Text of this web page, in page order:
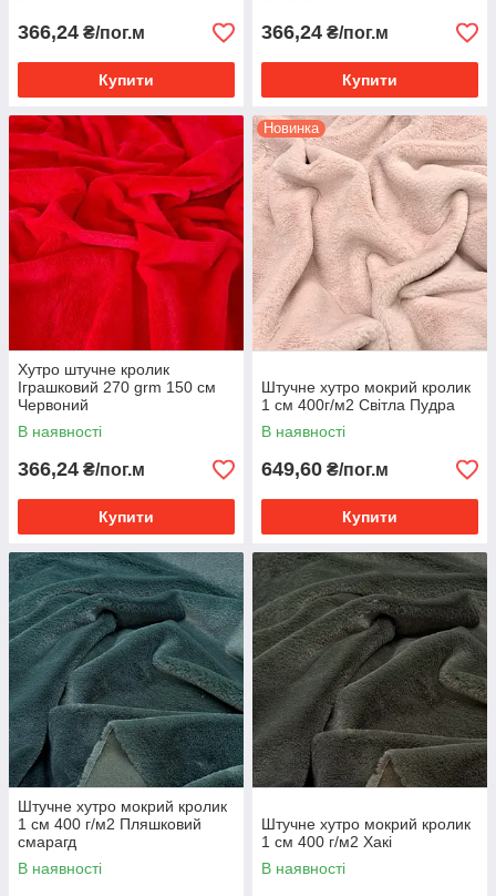
366,24 ₴/пог.м
Купити
366,24 ₴/пог.м
Купити
Хутро штучне кролик
Іграшковий 270 grm 150 см
Червоний
В наявності
366,24 ₴/пог.м
Купити
Новинка
Штучне хутро мокрий кролик
1 см 400г/м2 Світла Пудра
В наявності
649,60 ₴/пог.м
Купити
Штучне хутро мокрий кролик
1 см 400 г/м2 Пляшковий
смарагд
В наявності
Штучне хутро мокрий кролик
1 см 400 г/м2 Хакі
В наявності